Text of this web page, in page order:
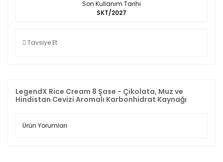
LegendX Rice Cream 8 Şase - Çikolata, Muz ve
Hindistan Cevizi Aromalı Karbonhidrat Kaynağı
Ürün Yorumları
Son Kullanım Tarihi
SKT/2027
Tavsiye Et